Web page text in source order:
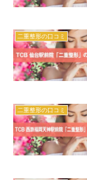
二重整形の口コミ
二重整形の口コミ